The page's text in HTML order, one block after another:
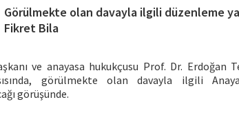
Görülmekte olan davayla ilgili düzenleme
Fikret Bila
ve anayasa hukukçusu Prof. Dr. Erdoğan
görülmekte olan davayla ilgili
görüşünde.